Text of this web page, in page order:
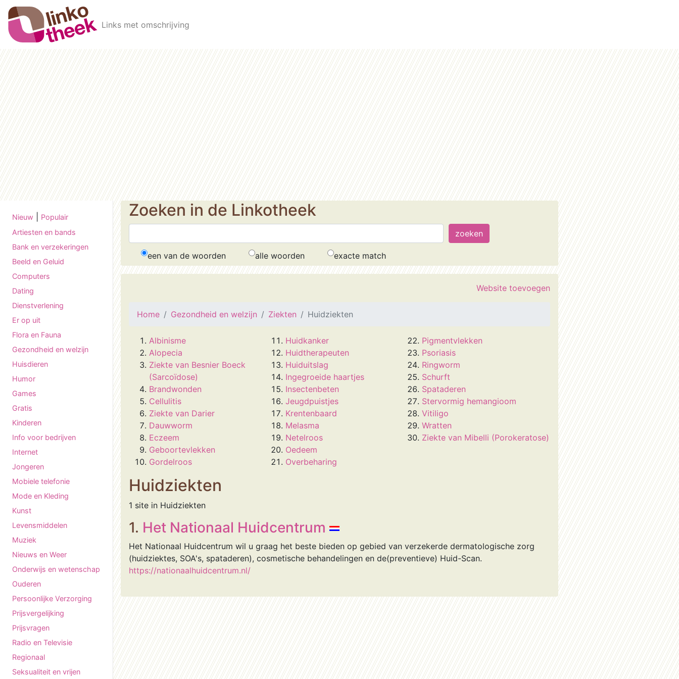
Skip to main content
Links met omschrijving
Nieuw
Populair
Artiesten en bands
Bank en verzekeringen
Beeld en Geluid
Computers
Dating
Dienstverlening
Er op uit
Flora en Fauna
Gezondheid en welzijn
Huisdieren
Humor
Games
Gratis
Kinderen
Info voor bedrijven
Internet
Jongeren
Mobiele telefonie
Mode en Kleding
Kunst
Levensmiddelen
Muziek
Nieuws en Weer
Onderwijs en wetenschap
Ouderen
Persoonlijke Verzorging
Prijsvergelijking
Prijsvragen
Radio en Televisie
Regionaal
Seksualiteit en vrijen
Zoeken in de Linkotheek
een van de woorden alle woorden exacte match
Website toevoegen
Home Gezondheid en welzijn Ziekten Huidziekten
Albinisme
Alopecia
Ziekte van Besnier Boeck
(Sarcoïdose)
Brandwonden
Cellulitis
Ziekte van Darier
Dauwworm
Eczeem
Geboortevlekken
Gordelroos
Huidkanker
Huidtherapeuten
Huiduitslag
Ingegroeide haartjes
Insectenbeten
Jeugdpuistjes
Krentenbaard
Melasma
Netelroos
Oedeem
Overbeharing
Pigmentvlekken
Psoriasis
Ringworm
Schurft
Spataderen
Stervormig hemangioom
Vitiligo
Wratten
Ziekte van Mibelli (Porokeratose)
Huidziekten
1 site in Huidziekten
1. Het Nationaal Huidcentrum
Het Nationaal Huidcentrum wil u graag het beste bieden op gebied van verzekerde dermatologische zorg
(huidziektes, SOA's, spataderen), cosmetische behandelingen en de(preventieve) Huid-Scan.
https://nationaalhuidcentrum.nl/